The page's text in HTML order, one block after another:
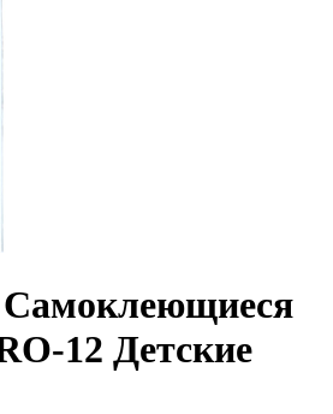
12 Детские